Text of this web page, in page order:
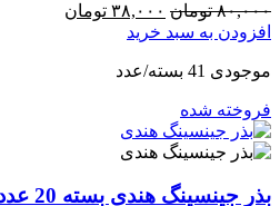
۸۰,۰۰۰ تومان ۳۸,۰۰۰ تومان
افزودن به سبد خرید
موجودی 41 بسته/عدد
فروخته شده
بذر جینسینگ هندی بسته 20 عددی